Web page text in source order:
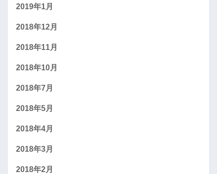
2019年1月
2018年12月
2018年11月
2018年10月
2018年7月
2018年5月
2018年4月
2018年3月
2018年2月